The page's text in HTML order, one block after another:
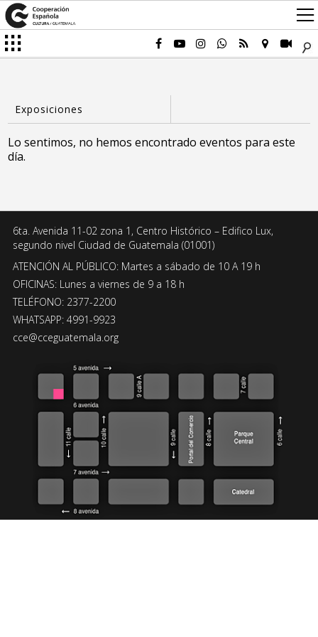
Lo sentimos, no hemos encontrado eventos para este
día.
6ta. Avenida 11-02 zona 1, Centro Histórico – Edifico Lux,
segundo nivel Ciudad de Guatemala (01001)
ATENCIÓN AL PÚBLICO: Martes a sábado de 10 A 19 h
OFICINAS: Lunes a viernes de 9 a 18 h
TELÉFONO: 2377-2200
WHATSAPP: 4991-9923
cce@cceguatemala.org